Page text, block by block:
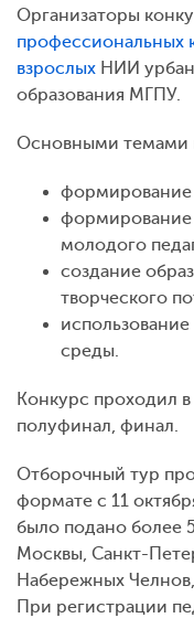
Организаторы
профессиональных
взрослых НИИ
образования МГПУ.
Основными темами
формирование
формирование
молодого
создание
творческого
среды.
Конкурс проходил
полуфинал, финал.
Отборочный тур
формате с 11
было подано более
Москвы, Санкт-
Набережных
При регистрации